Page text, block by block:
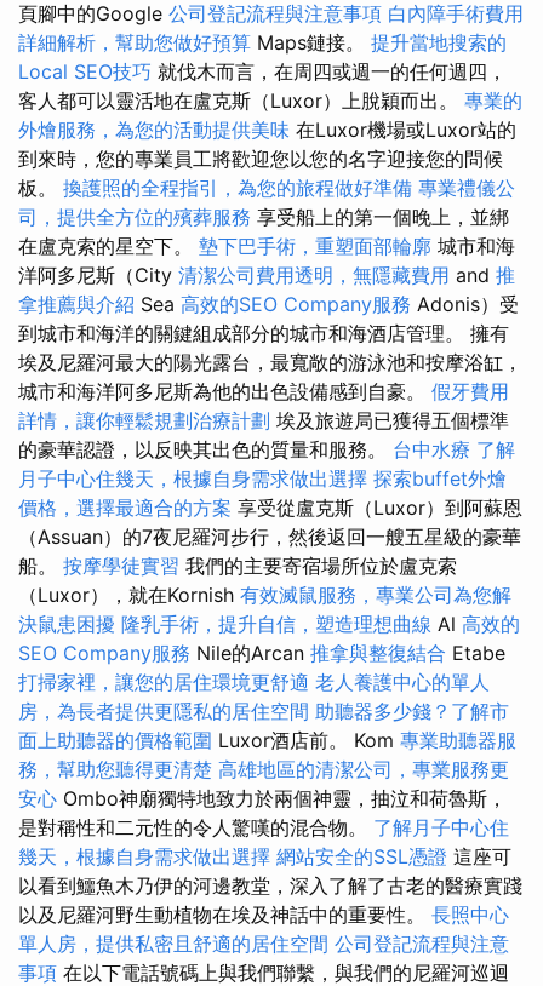
頁腳中的Google 公司登記流程與注意事項 白內障手術費用
詳細解析，幫助您做好預算 Maps鏈接。 提升當地搜索的
Local SEO技巧 就伐木而言，在周四或週一的任何週四，
客人都可以靈活地在盧克斯（Luxor）上脫穎而出。 專業的
外燴服務，為您的活動提供美味 在Luxor機場或Luxor站的
到來時，您的專業員工將歡迎您以您的名字迎接您的問候
板。 換護照的全程指引，為您的旅程做好準備 專業禮儀公
司，提供全方位的殯葬服務 享受船上的第一個晚上，並綁
在盧克索的星空下。 墊下巴手術，重塑面部輪廓 城市和海
洋阿多尼斯（City 清潔公司費用透明，無隱藏費用 and 推
拿推薦與介紹 Sea 高效的SEO Company服務 Adonis）受
到城市和海洋的關鍵組成部分的城市和海酒店管理。 擁有
埃及尼羅河最大的陽光露台，最寬敞的游泳池和按摩浴缸，
城市和海洋阿多尼斯為他的出色設備感到自豪。 假牙費用
詳情，讓你輕鬆規劃治療計劃 埃及旅遊局已獲得五個標準
的豪華認證，以反映其出色的質量和服務。 台中水療 了解
月子中心住幾天，根據自身需求做出選擇 探索buffet外燴
價格，選擇最適合的方案 享受從盧克斯（Luxor）到阿蘇恩
（Assuan）的7夜尼羅河步行，然後返回一艘五星級的豪華
船。 按摩學徒實習 我們的主要寄宿場所位於盧克索
（Luxor），就在Kornish 有效滅鼠服務，專業公司為您解
決鼠患困擾 隆乳手術，提升自信，塑造理想曲線 Al 高效的
SEO Company服務 Nile的Arcan 推拿與整復結合 Etabe
打掃家裡，讓您的居住環境更舒適 老人養護中心的單人
房，為長者提供更隱私的居住空間 助聽器多少錢？了解市
面上助聽器的價格範圍 Luxor酒店前。 Kom 專業助聽器服
務，幫助您聽得更清楚 高雄地區的清潔公司，專業服務更
安心 Ombo神廟獨特地致力於兩個神靈，抽泣和荷魯斯，
是對稱性和二元性的令人驚嘆的混合物。 了解月子中心住
幾天，根據自身需求做出選擇 網站安全的SSL憑證 這座可
以看到鱷魚木乃伊的河邊教堂，深入了解了古老的醫療實踐
以及尼羅河野生動植物在埃及神話中的重要性。 長照中心
單人房，提供私密且舒適的居住空間 公司登記流程與注意
事項 在以下電話號碼上與我們聯繫，與我們的尼羅河巡迴